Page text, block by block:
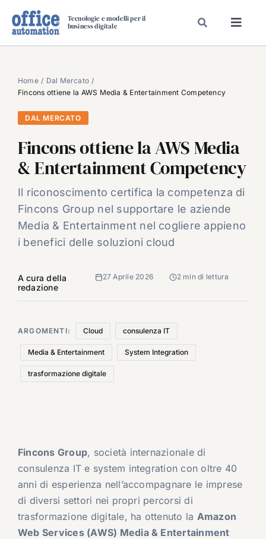
Tecnologie e modelli per il
business digitale
SPECIAL PAPER
DAL MERCATO
CARRIERE
VIDEO
EVENTI
CHI SIAMO
Home
Dal Mercato
Fincons ottiene la AWS Media & Entertainment Competency
DAL MERCATO
Fincons ottiene la AWS Media
& Entertainment Competency
Il riconoscimento certifica la competenza di
Fincons Group nel supportare le aziende
Media & Entertainment nel cogliere appieno
i benefici delle soluzioni cloud
A cura della
redazione
27 Aprile 2026 2 min di lettura
ARGOMENTI: Cloud consulenza IT
Media & Entertainment System Integration
trasformazione digitale
Fincons Group, società internazionale di
consulenza IT e system integration con oltre 40
anni di esperienza nell’accompagnare le imprese
di diversi settori nei propri percorsi di
trasformazione digitale, ha ottenuto la Amazon
Web Services (AWS) Media & Entertainment